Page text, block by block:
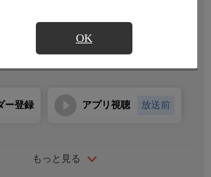
OK
聴には、オプションチャンネル(有料)のご契約が
ンペーン実施中
もっと見る
ー登録 アプリ視聴 放送前